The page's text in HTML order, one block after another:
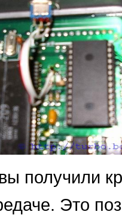
получили
Это